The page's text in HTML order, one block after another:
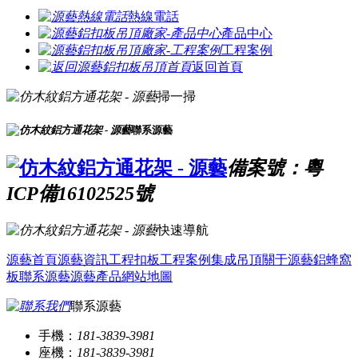
熱線電話
產品中心
工程案例
返回首頁
掃一掃
聯系源藝
備案號：粵
ICP備16102525號
快速導航
源藝首頁源藝資訊工程扣板工程案例集成吊頂關于源藝鋁蜂窩
板聯系源藝源藝產品網站地圖
聯系源藝
手機： 181-3839-3981
座機： 181-3839-3981